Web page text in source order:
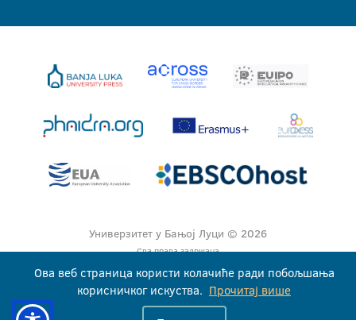
Универзитет у Бањој Луци © 2026
Сва права задржана
Ова веб страница користи колачиће ради побољшања
корисничког искуства. Прочитај више